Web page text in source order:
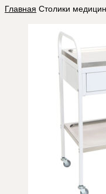
Главная Столики